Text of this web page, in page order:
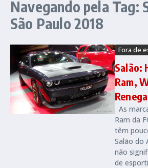
Navegando pela Tag:
São Paulo 2018
Fora de
Salão:
Ram,
As
Ram da
têm
Salão do
não
de